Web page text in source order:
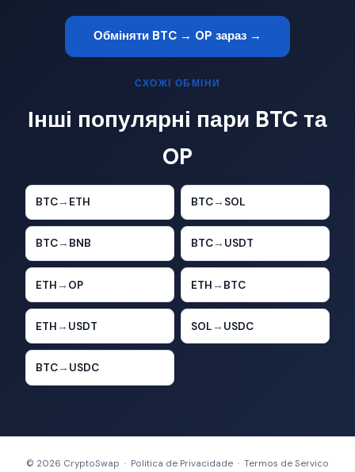
Обміняти BTC → OP зараз →
СХОЖІ ОБМІНИ
Інші популярні пари BTC та
OP
BTC→ ETH BTC→ SOL
BTC→ BNB BTC→ USDT
ETH → OP ETH → BTC
ETH → USDT SOL → USDC
BTC→ USDC
© 2026 CryptoSwap · Politica de Privacidade · Termos de Servico